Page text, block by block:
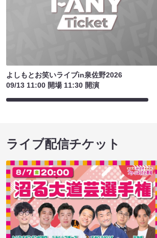
よしもとお笑いライブin泉佐野2026
09/13 11:00 開場 11:30 開演
ライブ配信チケット